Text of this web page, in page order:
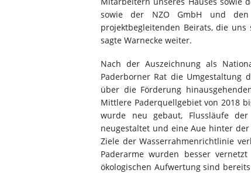
sowie der NZO GmbH und
projektbegleitenden Beirats, die
sagte Warnecke weiter.
Nach der Auszeichnung als
Paderborner Rat die Umgestaltung
über die Förderung
Mittlere Paderquellgebiet von 2018
wurde neu gebaut, Flussläufe der
neugestaltet und eine Aue hinter
Ziele der Wasserrahmenrichtlinie
Paderarme wurden besser
ökologischen Aufwertung sind